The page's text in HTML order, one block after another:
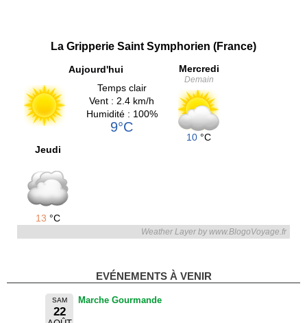
La Gripperie Saint Symphorien (France)
Aujourd'hui
Temps clair
Vent : 2.4 km/h
Humidité : 100%
9°C
Mercredi
Demain
10 °C
Jeudi
13 °C
Weather Layer by www.BlogoVoyage.fr
EVÉNEMENTS À VENIR
SAM
22
Marche Gourmande